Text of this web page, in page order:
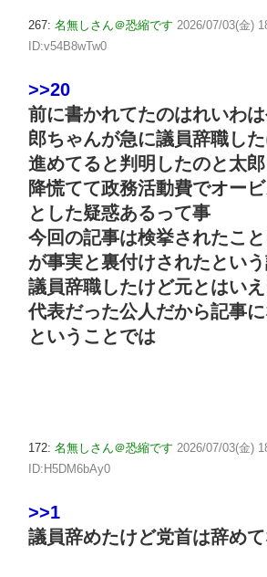
267: 名無しさん＠恐縮です 2026/07/03(金)
ID:v54B8wTw0
>>20
前に書かれてたのはれいわ
郎ちゃんが急に議員辞職し
進めてると判明したのと太
降慌てて政務活動費でオー
とした疑惑あるって事
今回の記事は検挙されたこ
が事実と裏付けされたとい
議員辞職したけど元とはい
代表だった公人だから記事
ということでは
172: 名無しさん＠恐縮です 2026/07/03(金)
ID:H5DM6bAy0
>>1
議員辞めたけど党首は辞め